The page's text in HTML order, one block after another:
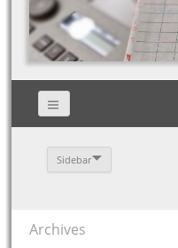
Sidebar
Archives